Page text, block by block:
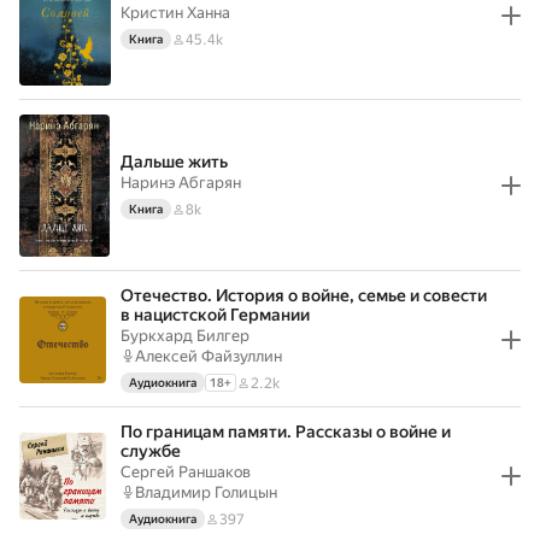
Кристин Ханна
Книга 45.4k
Дальше жить
Наринэ Абгарян
Книга 8k
Отечество. История о войне, семье и совести
в нацистской Германии
Буркхард Билгер
Алексей Файзуллин
Аудиокнига 18+ 2.2k
По границам памяти. Рассказы о войне и
службе
Сергей Раншаков
Владимир Голицын
Аудиокнига 397